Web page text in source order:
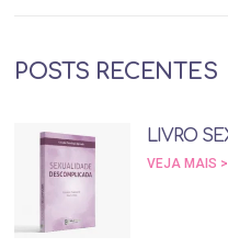
POSTS RECENTES
LIVRO
VEJA MAIS >